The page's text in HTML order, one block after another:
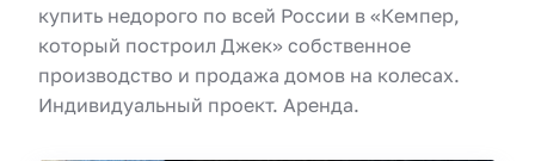
купить недорого по всей России в «Кемпер,
который построил Джек» собственное
производство и продажа домов на колесах.
Индивидуальный проект. Аренда.